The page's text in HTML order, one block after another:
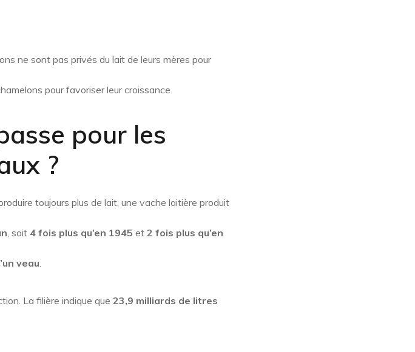
ne sont pas privés du lait de leurs mères pour
pour favoriser leur croissance.
pour les
?
toujours plus de lait, une vache laitière produit
, soit 4 fois plus qu’en 1945 et 2 fois plus qu’en
veau.
La filière indique que 23,9 milliards de litres